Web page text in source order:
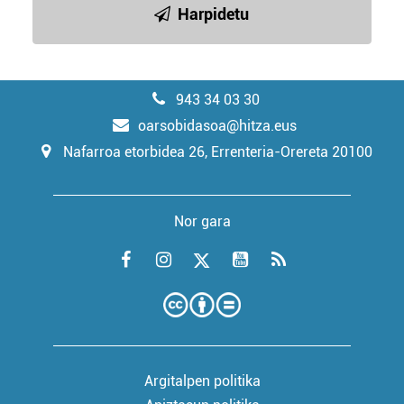
Harpidetu
943 34 03 30
oarsobidasoa@hitza.eus
Nafarroa etorbidea 26, Errenteria-Orereta 20100
Nor gara
Argitalpen politika